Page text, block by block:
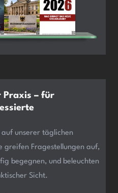
Praxis – für
unserer täglichen
greifen Fragestellungen auf,
begegnen, und beleuchten
Sicht.